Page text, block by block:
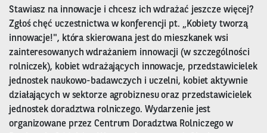
Stawiasz na innowacje i chcesz ich wdrażać jeszcze więcej?
Zgłoś chęć uczestnictwa w konferencji pt. „Kobiety tworzą
innowacje!", która skierowana jest do mieszkanek wsi
zainteresowanych wdrażaniem innowacji (w szczególności
rolniczek), kobiet wdrażających innowacje, przedstawicielek
jednostek naukowo-badawczych i uczelni, kobiet aktywnie
działających w sektorze agrobiznesu oraz przedstawicielek
jednostek doradztwa rolniczego. Wydarzenie jest
organizowane przez Centrum Doradztwa Rolniczego w